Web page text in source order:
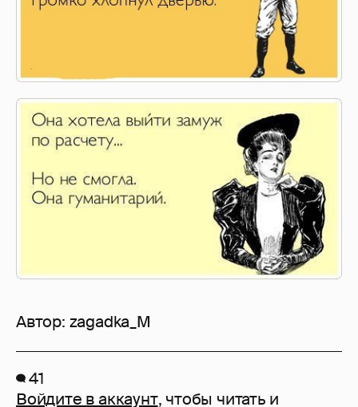
Автор: zagadka_M
41
Войдите в аккаунт, чтобы читать и